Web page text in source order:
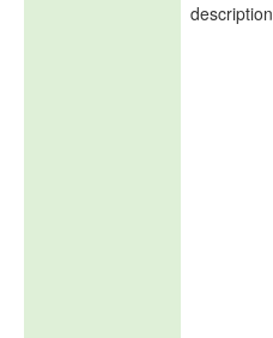
description